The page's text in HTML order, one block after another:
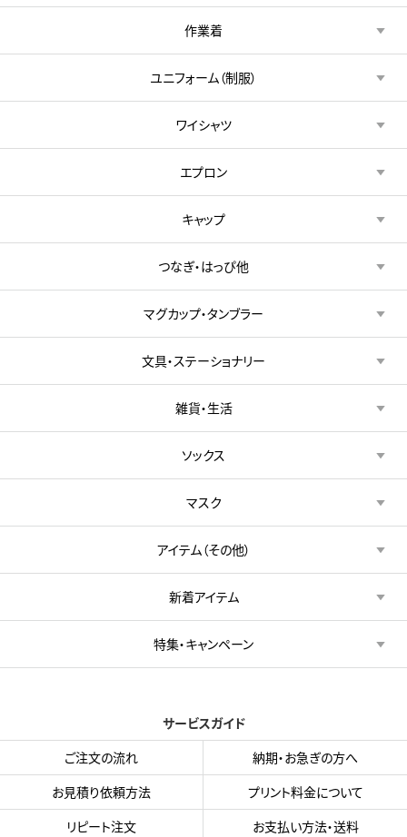
作業着
ユニフォーム（制服）
ワイシャツ
エプロン
キャップ
つなぎ・はっぴ他
マグカップ・タンブラー
文具・ステーショナリー
雑貨・生活
ソックス
マスク
アイテム（その他）
新着アイテム
特集・キャンペーン
サービスガイド
ご注文の流れ
納期・お急ぎの方へ
お見積り依頼方法
プリント料金について
リピート注文
お支払い方法・送料